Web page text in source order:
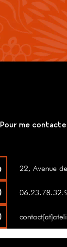
Pour me
22, Avenue